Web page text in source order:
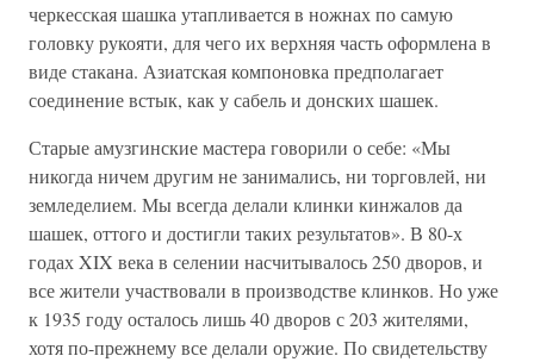
черкесская шашка утапливается в ножнах по самую
головку рукояти, для чего их верхняя часть оформлена в
виде стакана. Азиатская компоновка предполагает
соединение встык, как у сабель и донских шашек.
Старые амузгинские мастера говорили о себе: «Мы
никогда ничем другим не занимались, ни торговлей, ни
земледелием. Мы всегда делали клинки кинжалов да
шашек, оттого и достигли таких результатов». В 80-х
годах XIX века в селении насчитывалось 250 дворов, и
все жители участвовали в производстве клинков. Но уже
к 1935 году осталось лишь 40 дворов с 203 жителями,
хотя по-прежнему все делали оружие. По свидетельству